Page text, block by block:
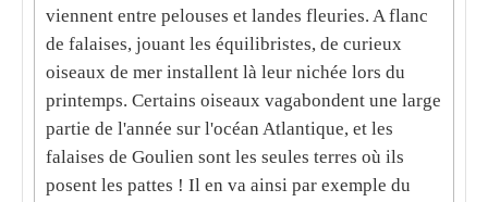
viennent entre pelouses et landes fleuries. A flanc
de falaises, jouant les équilibristes, de curieux
oiseaux de mer installent là leur nichée lors du
printemps. Certains oiseaux vagabondent une large
partie de l'année sur l'océan Atlantique, et les
falaises de Goulien sont les seules terres où ils
posent les pattes ! Il en va ainsi par exemple du